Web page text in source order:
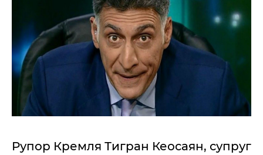
Рупор Кремля Тигран Кеосаян, супруг